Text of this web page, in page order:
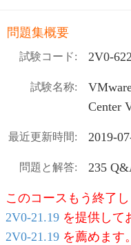
問題集概要
試験コード: 2V0-622
試験名称:
Center
最近更新時間: 2019-
問題と解答: 235
このコースもう終了
2V0-21.19 を提供して
2V0-21.19 を薦めます。